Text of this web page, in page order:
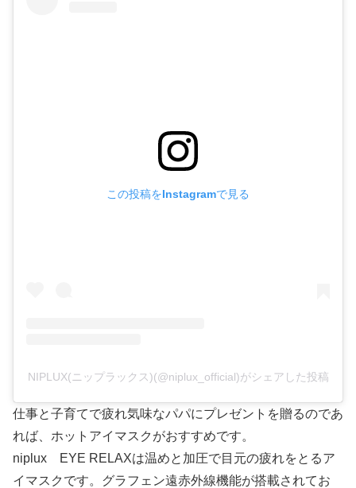
この投稿をInstagramで見る
NIPLUX(ニップラックス)(@niplux_official)がシェアした投稿
仕事と子育てで疲れ気味なパパにプレゼントを贈るのであ
れば、ホットアイマスクがおすすめです。
niplux EYE RELAXは温めと加圧で目元の疲れをとるア
イマスクです。グラフェン遠赤外線機能が搭載されてお